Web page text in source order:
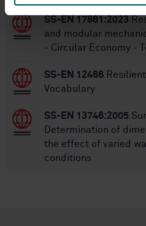
SS-EN 17861:2023
and modular
- Circular Economy -
SS-EN 12466
Vocabulary
SS-EN 13746:2005
Determination of
the effect of varied
conditions